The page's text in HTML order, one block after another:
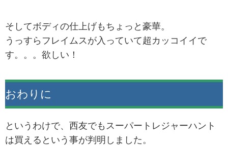
そしてボディの仕上げもちょっと豪華。
うっすらフレイムスが入っていて超カッコイイで
す。。。欲しい！
おわりに
というわけで、西友でもスーパートレジャーハント
は買えるという事が判明しました。